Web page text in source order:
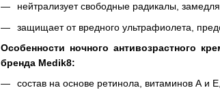
нейтрализует свободные радикалы,
защищает от вредного ультрафиолета,
Особенности ночного антивозрастного
бренда Medik8:
состав на основе ретинола, витаминов А и